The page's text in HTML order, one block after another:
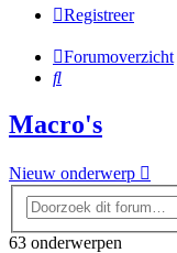
Registreer
Forumoverzicht
Zoek
Macro's
Nieuw onderwerp
63 onderwerpen